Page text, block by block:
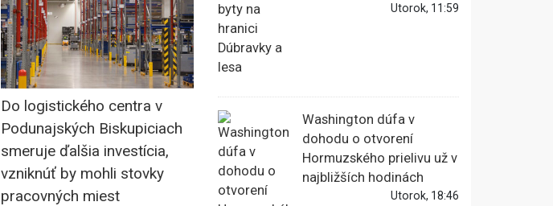
Do logistického centra v
Podunajských Biskupiciach
smeruje ďalšia investícia,
vzniknúť by mohli stovky
pracovných miest
Utorok, 11:59
Washington dúfa v
dohodu o otvorení
Hormuzského prielivu už v
najbližších hodinách
Utorok, 18:46